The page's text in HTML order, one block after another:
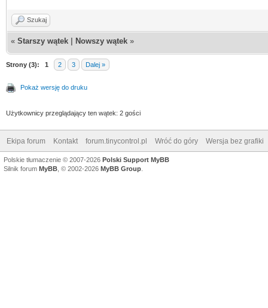
Szukaj
« Starszy wątek Nowszy wątek »
Strony (3): 1 2 3 Dalej »
Pokaż wersję do druku
Użytkownicy przeglądający ten wątek: 2 gości
Ekipa forum Kontakt forum.tinycontrol.pl Wróć do góry Wersja bez grafiki
Polskie tłumaczenie © 2007-2026 Polski Support MyBB
Silnik forum MyBB , © 2002-2026 MyBB Group